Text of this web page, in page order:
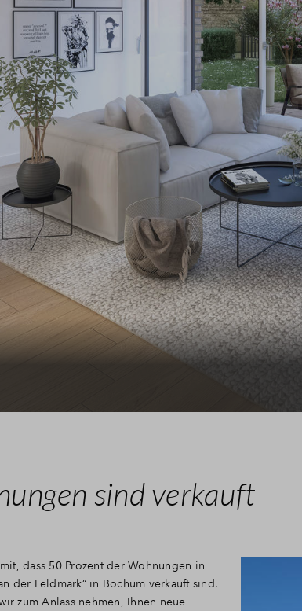
sind verkauft
dass 50 Prozent der Wohnungen in
der Feldmark“ in Bochum verkauft sind.
zum Anlass nehmen, Ihnen neue